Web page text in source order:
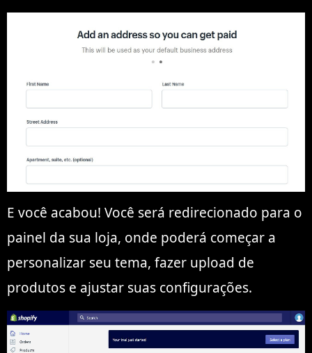
E você acabou! Você será redirecionado para o
painel da sua loja, onde poderá começar a
personalizar seu tema, fazer upload de
produtos e ajustar suas configurações.